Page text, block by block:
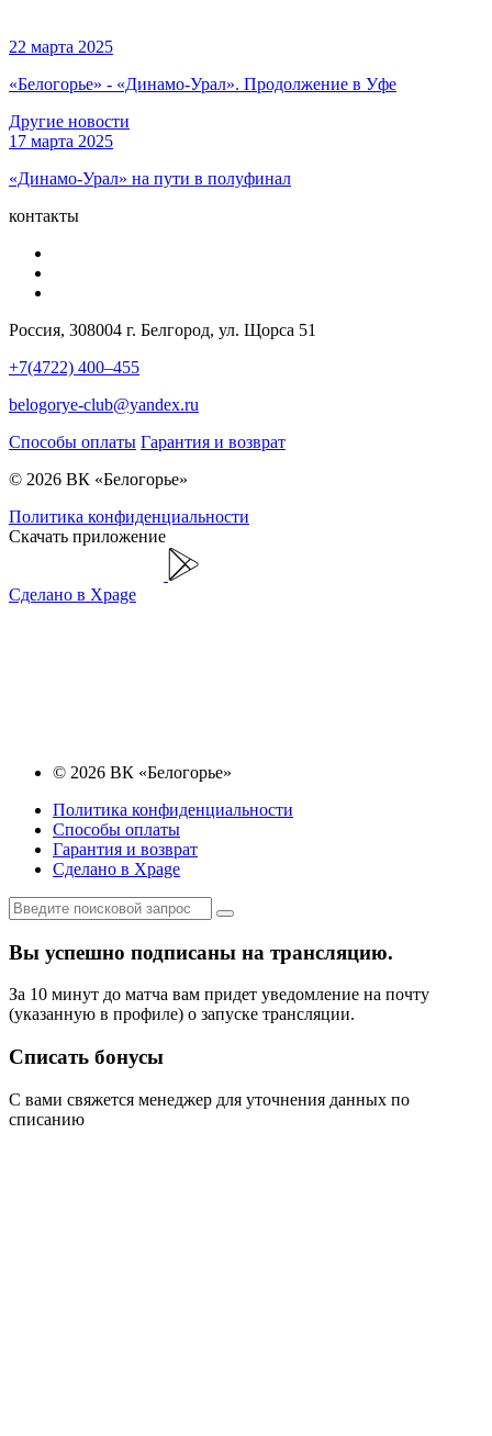
22 марта 2025
«Белогорье» - «Динамо-Урал». Продолжение в Уфе
Другие новости
17 марта 2025
«Динамо-Урал» на пути в полуфинал
контакты
Россия, 308004 г. Белгород, ул. Щорса 51
+7(4722) 400–455
belogorye-club@yandex.ru
Способы оплаты Гарантия и возврат
© 2026 ВК «Белогорье»
Политика конфиденциальности
Скачать приложение
Сделано в Xpage
© 2026 ВК «Белогорье»
Политика конфиденциальности
Способы оплаты
Гарантия и возврат
Сделано в Xpage
Вы успешно подписаны на трансляцию.
За 10 минут до матча вам придет уведомление на почту
(указанную в профиле) о запуске трансляции.
Списать бонусы
С вами свяжется менеджер для уточнения данных по
списанию